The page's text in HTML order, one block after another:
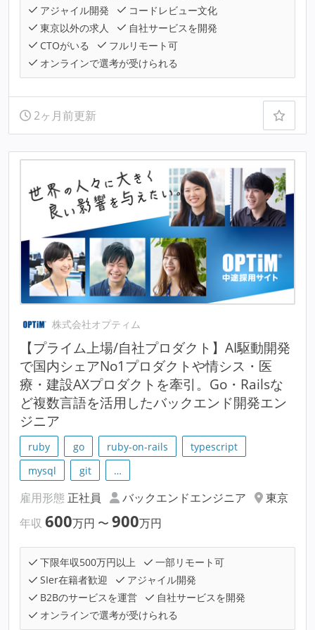
アジャイル開発
コードレビュー文化
東京以外の求人
自社サービスを開発
CTOがいる
フルリモート可
オンラインで選考が受けられる
2ヶ月前更新
株式会社オプティム
【プライム上場/自社プロダクト】AI駆動開発
で国内シェアNo1プロダクトや情シス・医
療・建設AXプロダクトを牽引。Go・Railsな
ど複数言語を活用したバックエンド開発エン
ジニア
ruby go ruby-on-rails
typescript
mysql
git …
雇用形態 正社員 バックエンドエンジニア
東京
年収 600万円 〜 900万円
下限年収500万円以上
一部リモート可
SIer在籍者歓迎
アジャイル開発
B2Bのサービスを運営
自社サービスを開発
オンラインで選考が受けられる